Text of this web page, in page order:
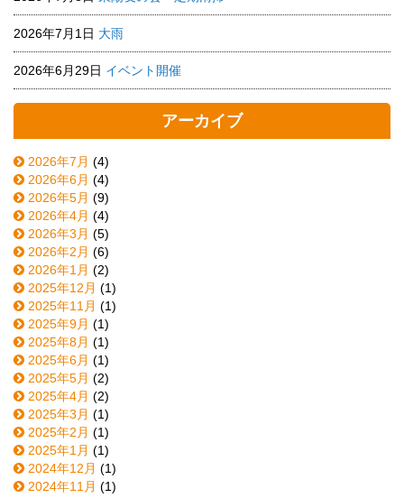
2026年7月1日 大雨
2026年6月29日 イベント開催
アーカイブ
2026年7月 (4)
2026年6月 (4)
2026年5月 (9)
2026年4月 (4)
2026年3月 (5)
2026年2月 (6)
2026年1月 (2)
2025年12月 (1)
2025年11月 (1)
2025年9月 (1)
2025年8月 (1)
2025年6月 (1)
2025年5月 (2)
2025年4月 (2)
2025年3月 (1)
2025年2月 (1)
2025年1月 (1)
2024年12月 (1)
2024年11月 (1)